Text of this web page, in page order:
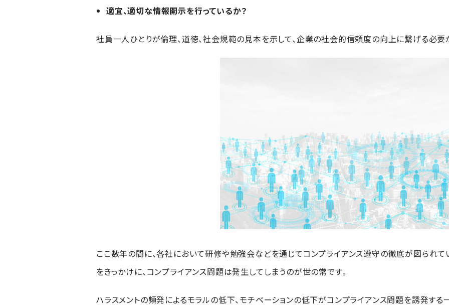
適宜、適切な情報開示を行っているか？
社員一人ひとりが倫理、道徳、社会規範の見本を示して、企業の社会的信頼度の向上に繋げる必要
ここ数年の間に、各社において研修や勉強会などを通じてコンプライアンス遵守の徹底が図られて
をきっかけに、コンプライアンス問題は発生してしまうのが世の常です。
ハラスメントの頻発によるモラルの低下、モチベーションの低下がコンプライアンス問題を誘発する